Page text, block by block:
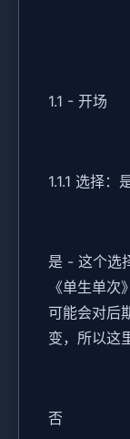
1.1 - 开场
1.1.1 选择：
是 - 这个选
《单生单次
可能会对后
变，所以这
否